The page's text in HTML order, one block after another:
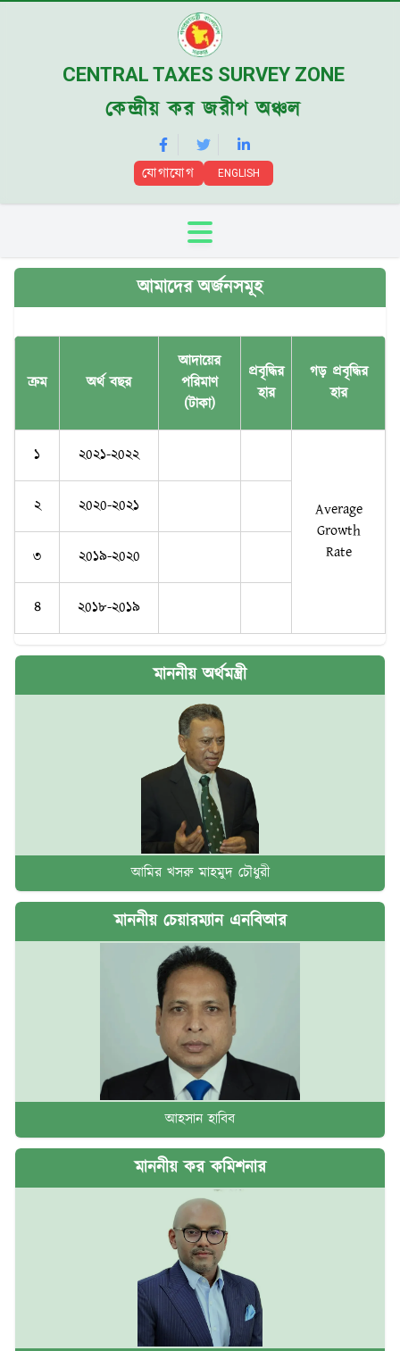
CENTRAL TAXES SURVEY ZONE
কেন্দ্রীয় কর জরীপ অঞ্চল
যোগাযোগ ENGLISH
আমাদের অর্জনসমূহ
ক্রম অর্থ বছর
আদায়ের
পরিমাণ
(টাকা)
প্রবৃদ্ধির
হার
গড় প্রবৃদ্ধির
হার
১ ২0২১-২0২২
Average
Growth
Rate
২ ২0২0-২0২১
৩ ২0১৯-২0২0
৪ ২0১৮-২0১৯
মাননীয় অর্থমন্ত্রী
আমির খসরু মাহমুদ চৌধুরী
মাননীয় চেয়ারম্যান এনবিআর
আহসান হাবিব
মাননীয় কর কমিশনার